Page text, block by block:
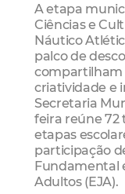
A etapa
Ciências e
Náutico
palco de
compartilham
criatividade e
Secretaria
feira reúne 72
etapas
participação
Fundamental
Adultos (EJA).